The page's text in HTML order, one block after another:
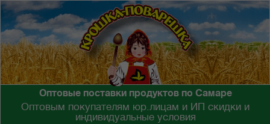
Оптовые поставки продуктов по Самаре
Оптовым покупателям юр.лицам и ИП скидки и
индивидуальные условия